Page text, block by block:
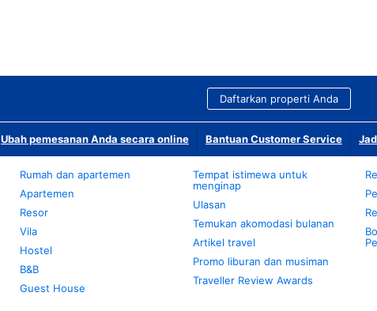
Daftarkan properti Anda
Ubah pemesanan Anda secara online Bantuan Customer Service
Rumah dan apartemen
Apartemen
Resor
Vila
Hostel
B&B
Guest House
Tempat istimewa untuk
menginap
Ulasan
Temukan akomodasi bulanan
Artikel travel
Promo liburan dan musiman
Traveller Review Awards